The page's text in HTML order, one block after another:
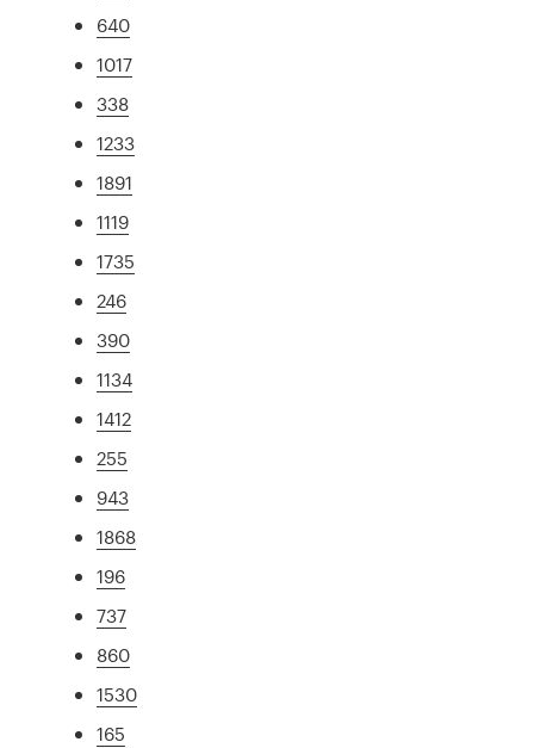
640
1017
338
1233
1891
1119
1735
246
390
1134
1412
255
943
1868
196
737
860
1530
165